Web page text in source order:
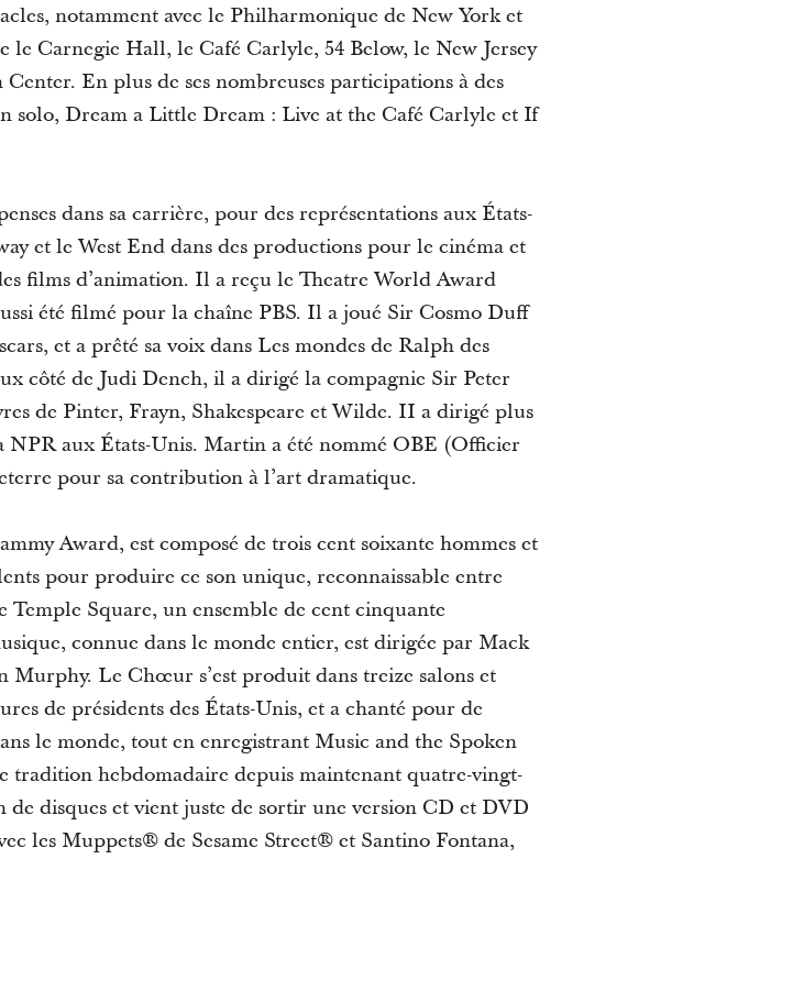
notamment avec le Philharmonique de New York et
le Carnegie Hall, le Café Carlyle, 54 Below, le New Jersey
En plus de ses nombreuses participations à des
solo, Dream a Little Dream : Live at the Café Carlyle et If
dans sa carrière, pour des représentations aux États-
et le West End dans des productions pour le cinéma et
films d’animation. Il a reçu le Theatre World Award
été filmé pour la chaîne PBS. Il a joué Sir Cosmo Duff
et a prêté sa voix dans Les mondes de Ralph des
côté de Judi Dench, il a dirigé la compagnie Sir Peter
de Pinter, Frayn, Shakespeare et Wilde. II a dirigé plus
NPR aux États-Unis. Martin a été nommé OBE (Officier
pour sa contribution à l’art dramatique.
Award, est composé de trois cent soixante hommes et
pour produire ce son unique, reconnaissable entre
Square, un ensemble de cent cinquante
connue dans le monde entier, est dirigée par Mack
Le Chœur s’est produit dans treize salons et
de présidents des États-Unis, et a chanté pour de
le monde, tout en enregistrant Music and the Spoken
tradition hebdomadaire depuis maintenant quatre-vingt-
disques et vient juste de sortir une version CD et DVD
les Muppets® de Sesame Street® et Santino Fontana,